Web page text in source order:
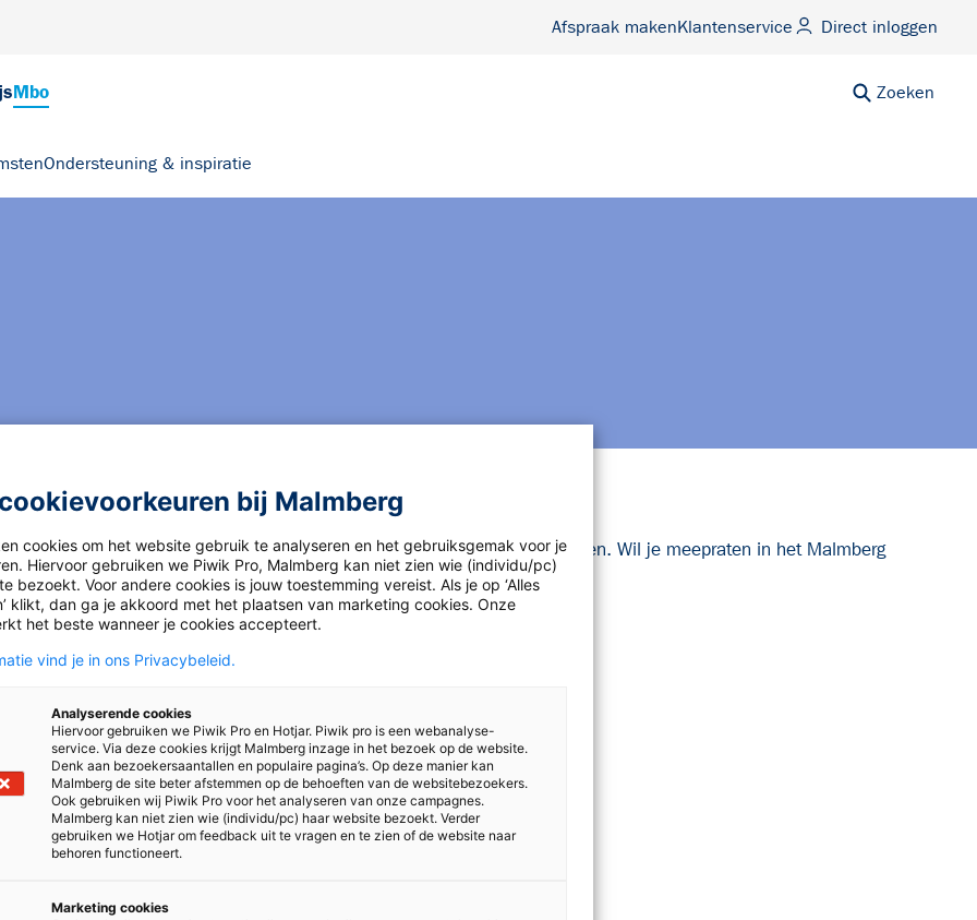
Afspraak makenKlantenservice Direct inloggen
Mbo Zoeken
Ondersteuning & inspiratie
we op verschillende manieren jouw mening over bepaalde onderwerpen. Wil je meepraten in het Malmberg
bij Malmberg
cookies om het website gebruik te analyseren en het gebruiksgemak voor je
Hiervoor gebruiken we Piwik Pro, Malmberg kan niet zien wie (individu/pc)
bezoekt. Voor andere cookies is jouw toestemming vereist. Als je op ‘Alles
klikt, dan ga je akkoord met het plaatsen van marketing cookies. Onze
het beste wanneer je cookies accepteert.
vind je in ons Privacybeleid.
Analyserende cookies
Hiervoor gebruiken we Piwik Pro en Hotjar. Piwik pro is een webanalyse-
service. Via deze cookies krijgt Malmberg inzage in het bezoek op de website.
Denk aan bezoekersaantallen en populaire pagina’s. Op deze manier kan
Malmberg de site beter afstemmen op de behoeften van de websitebezoekers.
Ook gebruiken wij Piwik Pro voor het analyseren van onze campagnes.
Malmberg kan niet zien wie (individu/pc) haar website bezoekt. Verder
gebruiken we Hotjar om feedback uit te vragen en te zien of de website naar
behoren functioneert.
Marketing cookies